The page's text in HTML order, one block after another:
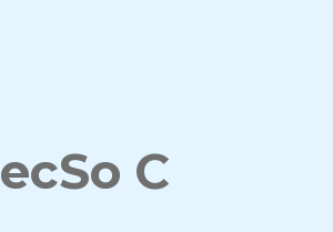
ecSo C